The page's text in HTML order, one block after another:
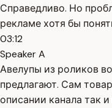
Справедливо. Но
рекламе хотя бы
03:12
Speaker A
Авелупы из роликов
предлагают. Сам
описании канала так